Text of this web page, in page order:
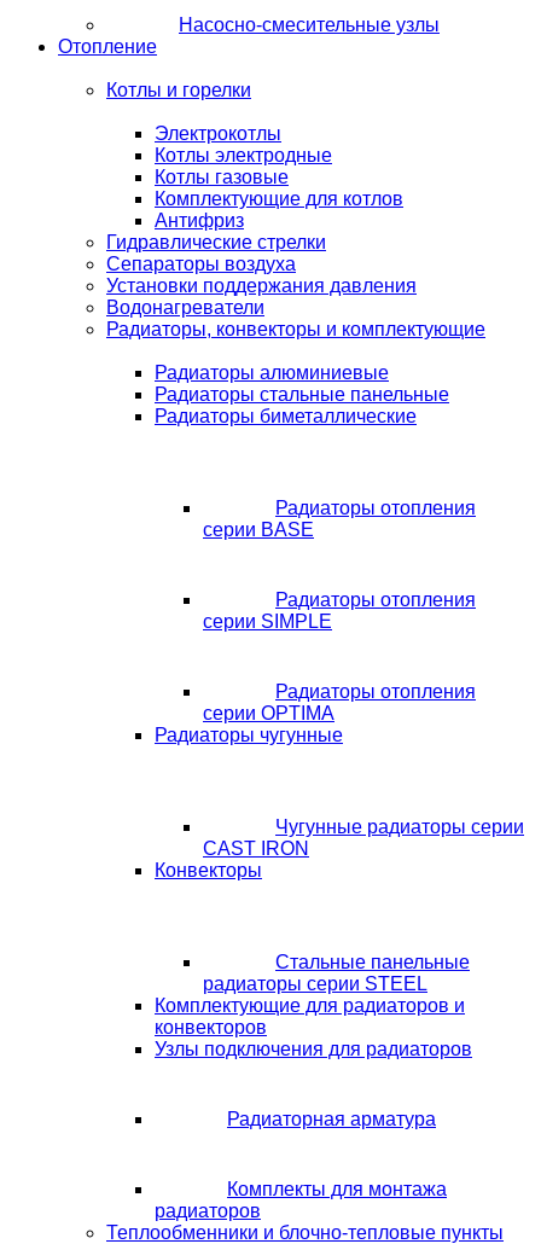
Насосно-смесительные узлы
Отопление
Котлы и горелки
Электрокотлы
Котлы электродные
Котлы газовые
Комплектующие для котлов
Антифриз
Гидравлические стрелки
Сепараторы воздуха
Установки поддержания давления
Водонагреватели
Радиаторы, конвекторы и комплектующие
Радиаторы алюминиевые
Радиаторы стальные панельные
Радиаторы биметаллические
Радиаторы отопления
серии BASE
Радиаторы отопления
серии SIMPLE
Радиаторы отопления
серии OPTIMA
Радиаторы чугунные
Чугунные радиаторы серии
CAST IRON
Конвекторы
Стальные панельные
радиаторы серии STEEL
Комплектующие для радиаторов и
конвекторов
Узлы подключения для радиаторов
Радиаторная арматура
Комплекты для монтажа
радиаторов
Теплообменники и блочно-тепловые пункты